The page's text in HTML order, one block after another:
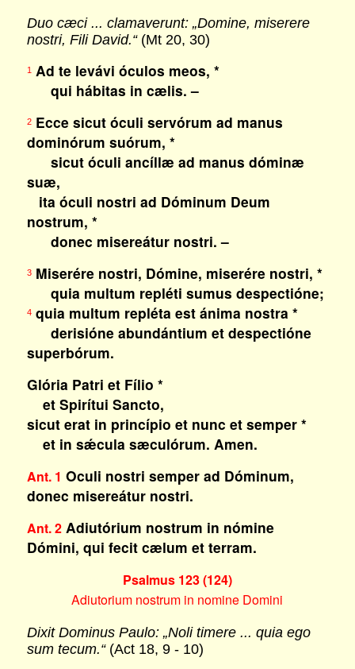
Duo cæci ... clamaverunt: „Domine, miserere
nostri, Fili David.“(Mt 20, 30)
1Ad te levávi óculos meos, *
qui hábitas in cælis. –
2Ecce sicut óculi servórum ad manus
dominórum suórum, *
sicut óculi ancíllæ ad manus dóminæ
suæ,
ita óculi nostri ad Dóminum Deum
nostrum, *
donec misereátur nostri. –
3Miserére nostri, Dómine, miserére nostri, *
quia multum repléti sumus despectióne;
4quia multum repléta est ánima nostra *
derisióne abundántium et despectióne
superbórum.
Glória Patri et Fílio *
et Spirítui Sancto,
sicut erat in princípio et nunc et semper *
et in sǽcula sæculórum. Amen.
Ant. 1 Oculi nostri semper ad Dóminum,
donec misereátur nostri.
Ant. 2Adiutórium nostrum in nómine
Dómini, qui fecit cælum et terram.
Psalmus 123 (124)
Adiutorium nostrum in nomine Domini
Dixit Dominus Paulo: „Noli timere ... quia ego
sum tecum.“(Act 18, 9 - 10)